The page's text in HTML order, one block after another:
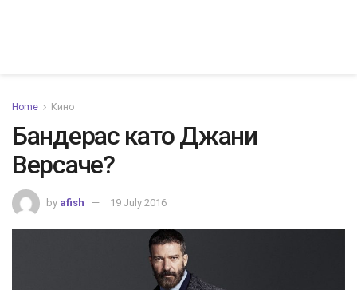
Home Кино
Бандерас като Джани
Версаче?
by afish 19 July 2016